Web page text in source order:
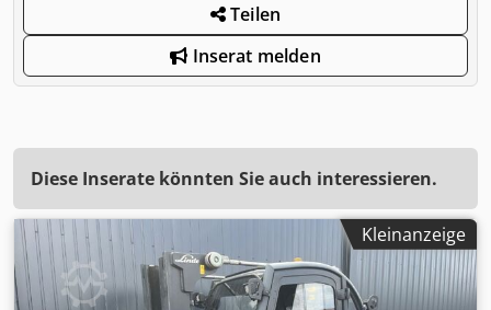
Teilen
Inserat melden
Diese Inserate könnten Sie auch interessieren.
Kleinanzeige